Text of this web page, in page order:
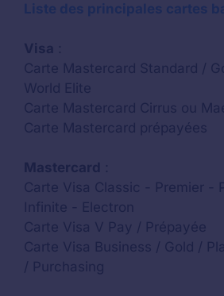
Liste des principales cartes
Visa :
Carte Mastercard Standard /
World Elite
Carte Mastercard Cirrus ou
Carte Mastercard prépayées
Mastercard :
Carte Visa Classic - Premier -
Infinite - Electron
Carte Visa V Pay / Prépayée
Carte Visa Business / Gold /
/ Purchasing